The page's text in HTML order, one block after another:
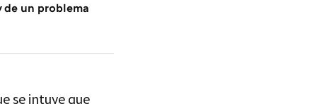
de un problema
se intuye que